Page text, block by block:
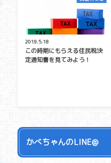
2019.5.18
この時期にもらえる住民税決
定通知書を見てみよう！
かべちゃんのLINE@